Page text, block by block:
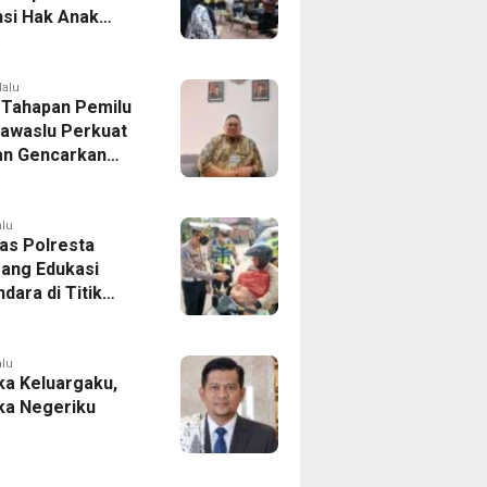
Hak Anak
Pemilu
Perkuat
Gencarkan
Demokrasi
Polresta
Edukasi
di Titik
Keluargaku,
Negeriku